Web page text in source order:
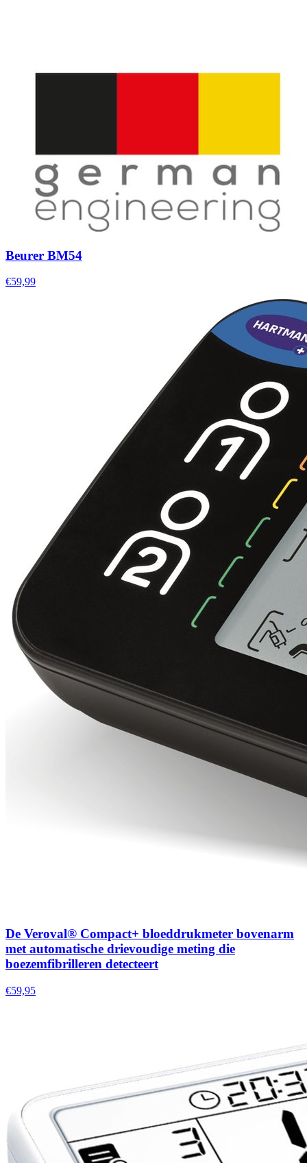
Beurer BM54
€59,99
De Veroval® Compact+ bloeddrukmeter bovenarm
met automatische drievoudige meting die
boezemfibrilleren detecteert
€59,95